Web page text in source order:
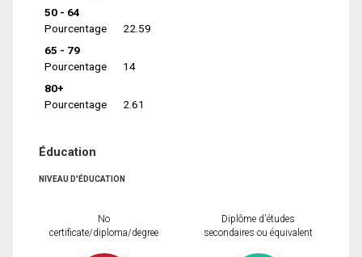
50 - 64
Pourcentage
22.59
65 - 79
Pourcentage
14
80+
Pourcentage
2.61
Éducation
NIVEAU D'ÉDUCATION
No
certificate/diploma/degree
Diplôme d'études
secondaires ou équivalent